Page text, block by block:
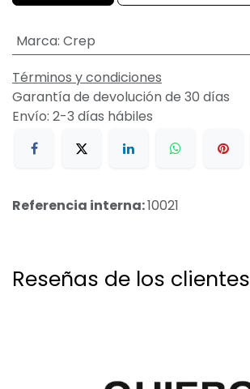
Marca: Crep
Términos y condiciones
Garantía de devolución de 30 días
Envío: 2-3 días hábiles
Referencia interna:10021
Reseñas de los clientes